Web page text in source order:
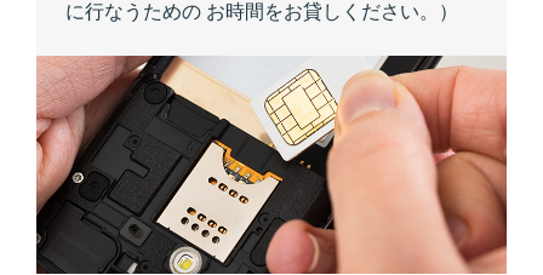
に行なうための お時間をお貸しください。）